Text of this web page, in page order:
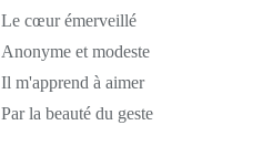
Le cœur émerveillé
Anonyme et modeste
Il m'apprend à aimer
Par la beauté du geste